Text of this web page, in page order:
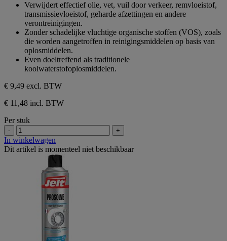
sterren.
Verwijdert effectief olie, vet, vuil door verkeer, remvloeistof,
transmissievloeistof, geharde afzettingen en andere
verontreinigingen.
Zonder schadelijke vluchtige organische stoffen (VOS), zoals
die worden aangetroffen in reinigingsmiddelen op basis van
oplosmiddelen.
Even doeltreffend als traditionele
koolwaterstofoplosmiddelen.
€ 9,49 excl. BTW
€ 11,48 incl. BTW
Per stuk
- +
In winkelwagen
Dit artikel is momenteel niet beschikbaar